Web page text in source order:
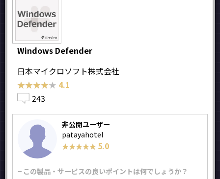
Windows Defender
日本マイクロソフト株式会社
★★★★★
★★★★★ 4.1
243
非公開ユーザー
patayahotel
★★★★★
★★★★★ 5.0
− この製品・サービスの良いポイントは何でしょうか？